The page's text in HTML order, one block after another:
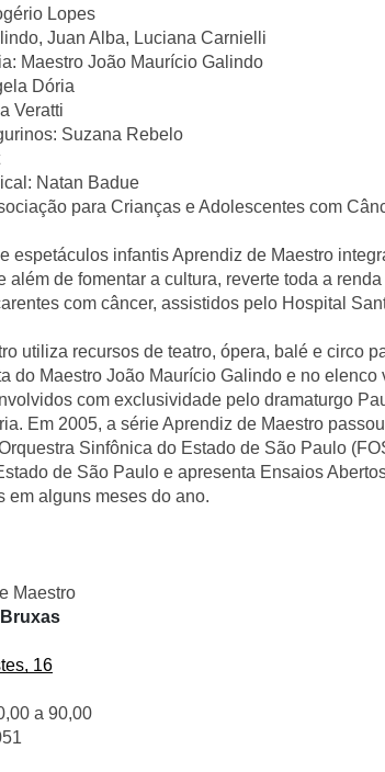
Lopes
Juan Alba, Luciana Carnielli
Maestro João Maurício Galindo
Dória
Veratti
Suzana Rebelo
Natan Badue
para Crianças e Adolescentes com
espetáculos infantis Aprendiz de Maestro
além de fomentar a cultura, reverte toda a
com câncer, assistidos pelo Hospital
utiliza recursos de teatro, ópera, balé e circo
do Maestro João Maurício Galindo e no
com exclusividade pelo dramaturgo
Em 2005, a série Aprendiz de Maestro
Sinfônica do Estado de São Paulo
de São Paulo e apresenta Ensaios
em alguns meses do ano.
Maestro
16
a 90,00